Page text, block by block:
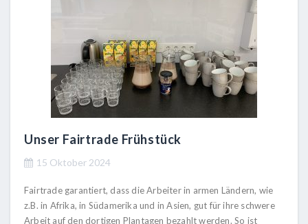
Unser Fairtrade Frühstück
15 Oktober 2024
Fairtrade garantiert, dass die Arbeiter in armen Ländern, wie
z.B. in Afrika, in Südamerika und in Asien, gut für ihre schwere
Arbeit auf den dortigen Plantagen bezahlt werden. So ist